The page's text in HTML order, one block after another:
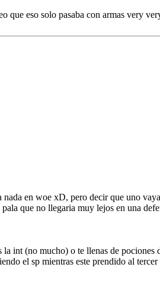
que eso solo pasaba con armas very
en woe xD, pero decir que uno
que no llegaria muy lejos en una
int (no mucho) o te llenas de
el sp mientras este prendido al